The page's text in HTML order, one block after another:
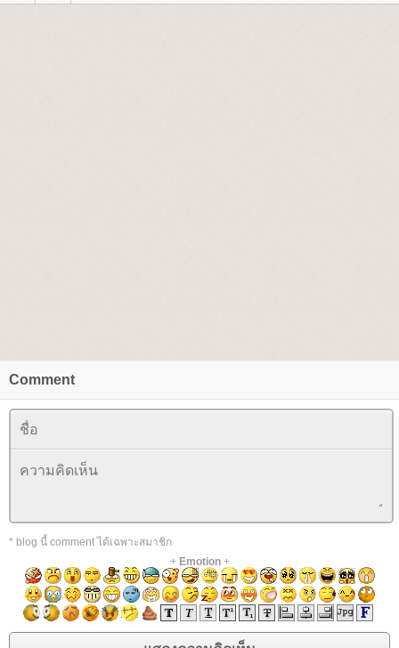
Comment
* blog นี้ comment ได้เฉพาะสมาชิก
+ Emotion+